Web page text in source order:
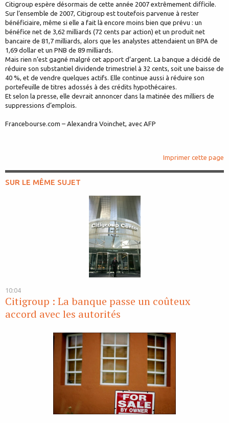
Citigroup espère désormais de cette année 2007 extrêmement difficile.
Sur l’ensemble de 2007, Citigroup est toutefois parvenue à rester
bénéficiaire, même si elle a fait là encore moins bien que prévu : un
bénéfice net de 3,62 milliards (72 cents par action) et un produit net
bancaire de 81,7 milliards, alors que les analystes attendaient un BPA de
1,69 dollar et un PNB de 89 milliards.
Mais rien n’est gagné malgré cet apport d’argent. La banque a décidé de
réduire son substantiel dividende trimestriel à 32 cents, soit une baisse de
40 %, et de vendre quelques actifs. Elle continue aussi à réduire son
portefeuille de titres adossés à des crédits hypothécaires.
Et selon la presse, elle devrait annoncer dans la matinée des milliers de
suppressions d’emplois.
Francebourse.com – Alexandra Voinchet, avec AFP
Imprimer cette page
SUR LE MÊME SUJET
10:04
Citigroup : La banque passe un coûteux
accord avec les autorités